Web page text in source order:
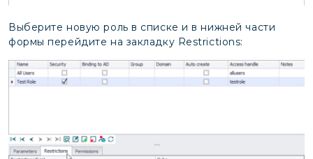
Выберите новую роль в списке и в нижней части
формы перейдите на закладку Restrictions: